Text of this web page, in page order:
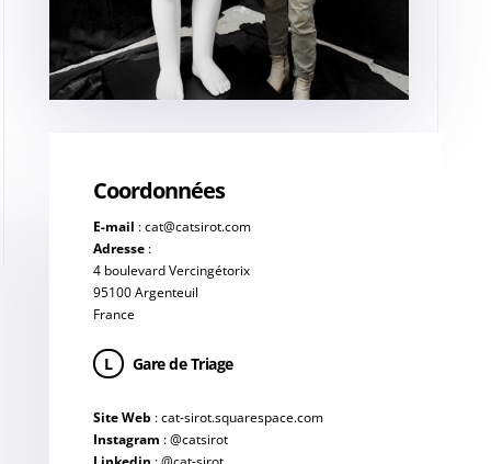
Coordonnées
E-mail :cat@catsirot.com
Adresse:
4 boulevard Vercingétorix
95100 Argenteuil
France
L Gare de Triage
Site Web :cat-sirot.squarespace.com
Instagram :@catsirot